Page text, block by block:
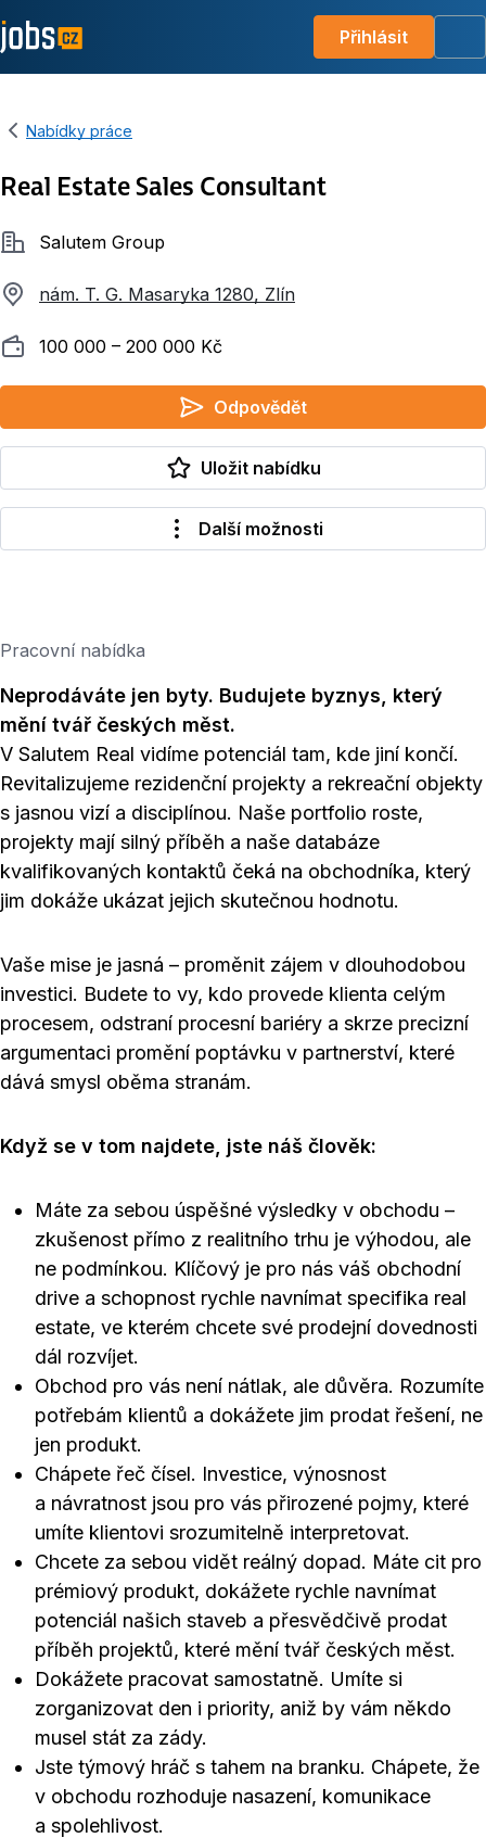
Přihlásit
Nabídky práce
Real Estate Sales Consultant
SpolečnostSalutem Group
nám. T. G. Masaryka 1280, Zlín
Plat 100 000 ‍–‍ 200 000 Kč
Odpovědět
Uložit nabídku
Další možnosti
Pracovní nabídka
Neprodáváte jen byty. Budujete byznys, který
mění tvář českých měst.
V Salutem Real vidíme potenciál tam, kde jiní končí.
Revitalizujeme rezidenční projekty a rekreační objekty
s jasnou vizí a disciplínou. Naše portfolio roste,
projekty mají silný příběh a naše databáze
kvalifikovaných kontaktů čeká na obchodníka, který
jim dokáže ukázat jejich skutečnou hodnotu.
Vaše mise je jasná – proměnit zájem v dlouhodobou
investici. Budete to vy, kdo provede klienta celým
procesem, odstraní procesní bariéry a skrze precizní
argumentaci promění poptávku v partnerství, které
dává smysl oběma stranám.
Když se v tom najdete, jste náš člověk:
Máte za sebou úspěšné výsledky v obchodu –
zkušenost přímo z realitního trhu je výhodou, ale
ne podmínkou. Klíčový je pro nás váš obchodní
drive a schopnost rychle navnímat specifika real
estate, ve kterém chcete své prodejní dovednosti
dál rozvíjet.
Obchod pro vás není nátlak, ale důvěra. Rozumíte
potřebám klientů a dokážete jim prodat řešení, ne
jen produkt.
Chápete řeč čísel. Investice, výnosnost
a návratnost jsou pro vás přirozené pojmy, které
umíte klientovi srozumitelně interpretovat.
Chcete za sebou vidět reálný dopad. Máte cit pro
prémiový produkt, dokážete rychle navnímat
potenciál našich staveb a přesvědčivě prodat
příběh projektů, které mění tvář českých měst.
Dokážete pracovat samostatně. Umíte si
zorganizovat den i priority, aniž by vám někdo
musel stát za zády.
Jste týmový hráč s tahem na branku. Chápete, že
v obchodu rozhoduje nasazení, komunikace
a spolehlivost.